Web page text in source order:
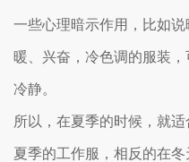
一些心理暗示作用，比如
暖、兴奋，冷色调的服装，
冷静。
所以，在夏季的时候，就
夏季的工作服，相反的在